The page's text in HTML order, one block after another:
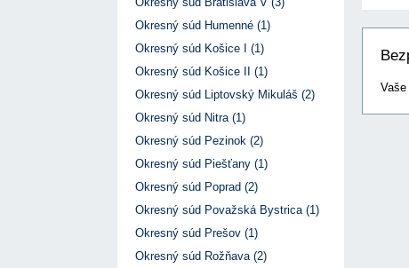
Okresný súd Humenné (1)
Okresný súd Košice I (1)
Okresný súd Košice II (1)
Okresný súd Liptovský Mikuláš (2)
Okresný súd Nitra (1)
Okresný súd Pezinok (2)
Okresný súd Piešťany (1)
Okresný súd Poprad (2)
Okresný súd Považská Bystrica (1)
Okresný súd Prešov (1)
Okresný súd Rožňava (2)